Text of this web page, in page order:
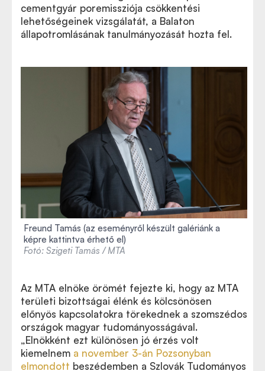
cementgyár poremissziója csökkentési
lehetőségeinek vizsgálatát, a Balaton
állapotromlásának tanulmányozását hozta fel.
Freund Tamás (az eseményről készült galériánk a
képre kattintva érhető el)
Fotó: Szigeti Tamás / MTA
Az MTA elnöke örömét fejezte ki, hogy az MTA
területi bizottságai élénk és kölcsönösen
előnyös kapcsolatokra törekednek a szomszédos
országok magyar tudományosságával.
„Elnökként ezt különösen jó érzés volt
kiemelnem a november 3-án Pozsonyban
elmondott beszédemben a Szlovák Tudományos